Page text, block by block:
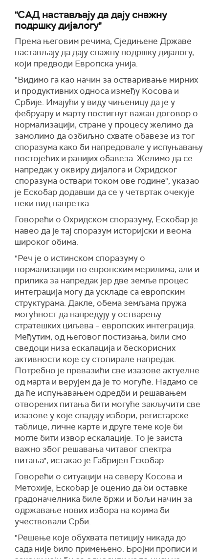
"САД настављају да дају снажну
подршку дијалогу"
Према његовим речима, Сједињене Државе
настављају да дају снажну подршку дијалогу,
који предводи Европска унија.
"Видимо га као начин за остваривање мирних
и продуктивних односа између Kосова и
Србије. Имајући у виду чињеницу да је у
фебруару и марту постигнут важан договор о
нормализацији, стране у процесу желимо да
замолимо да озбиљно схвате обавезе из тог
споразума како би напредовале у испуњавању
постојећих и ранијих обавеза. Желимо да се
напредак у оквиру дијалога и Охридског
споразума оствари током ове године", указао
је Ескобар додавши да се у четвртак очекује
неки вид напретка.
Говорећи о Охридском споразуму, Ескобар је
навео да је тај споразум историјски и веома
широког обима.
"Реч је о истинском споразуму о
нормализацији по европским мерилима, али и
прилика за напредак јер две земље процес
интеграција могу да ускладе са европским
структурама. Дакле, обема земљама пружа
могућност да напредују у остварењу
стратешких циљева – европских интеграција.
Међутим, од његовог постизања, били смо
сведоци низа ескалација и бескорисних
активности које су стопирале напредак.
Потребно је превазићи све изазове актуелне
од марта и верујем да је то могуће. Надамо се
да ће испуњавањем одредби и решавањем
отворених питања бити могуће закључити све
изазове у које спадају избори, регистарске
таблице, личне карте и друге теме које би
могле бити извор ескалације. То је заиста
важно због решавања читавог спектра
питања", истакао је Габријел Ескобар.
Говорећи о ситуацији на северу Косова и
Метохије, Ескобар је оценио да би оставке
градоначелника биле бржи и бољи начин за
одржавање нових избора на којима би
учествовали Срби.
"Решење које обухвата петицију никада до
сада није било примењено. Бројни прописи и